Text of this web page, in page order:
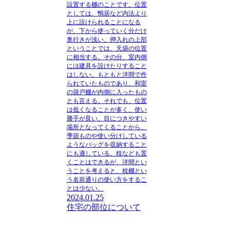
設置する棚のことです。 位置
としては、鴨居など内法より
上に設けられることになる
が、下から使っていく分だけ
奥行きが浅い。押入れの上部
ということでは、天袋の位置
に相当する。その分、室内側
には建具を設けたりすること
はしない。もともと洋間で作
られていたものであり、和室
の袋戸棚が内側に入ったもの
とも言える。それでも、位置
は低くなることが多く、使い
勝手が良い。目につきやすい
場所となってくることから、
季節ものや使い分けしている
ようなバッグを収納すること
にも適している。枕なども置
くことはできるが、洋間とい
うことを考えると、枕棚とい
う名前通りの使い方をするこ
とは少ない。
2024.01.25
住宅の部位について